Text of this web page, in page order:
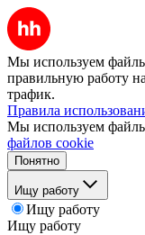
Мы используем
правильную работу
трафик.
Правила
Мы используем
файлов cookie
Понятно
Ищу работу
Ищу работу
Ищу работу